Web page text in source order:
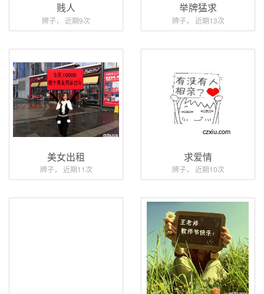
贱人
牌子， 近期9次
举牌猛求
牌子， 近期13次
美女出租
牌子， 近期11次
求爱情
牌子， 近期10次